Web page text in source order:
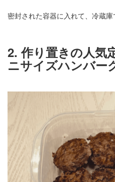
密封された容器に入れて、冷蔵庫
2. 作り置きの人気
ニサイズハンバー